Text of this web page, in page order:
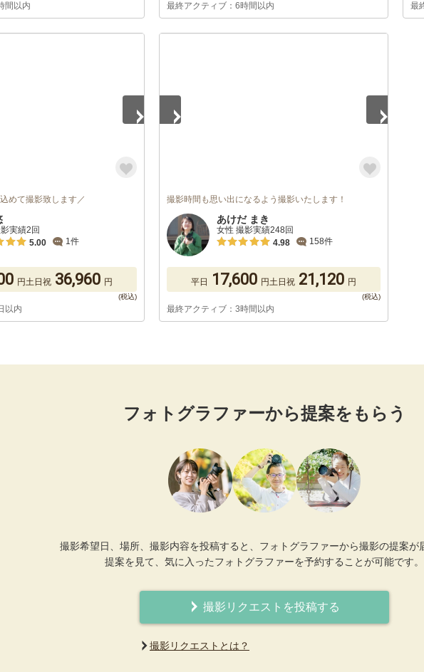
間以内 最終アクティブ：6時間以内 最
めて撮影致します／
実績2回
5.00
1件
円土日祝 36,960 円
以内
撮影時間も思い出になるよう撮影いたします！
あけだ まき
女性 撮影実績248回
4.98
158件
平日 17,600 円土日祝 21,120 円
最終アクティブ：3時間以内
フォトグラファーから提案をもらう
撮影希望日、場所、撮影内容を投稿すると、フォトグラファーから撮影の提案が
提案を見て、気に入ったフォトグラファーを予約することが可能です。
撮影リクエストを投稿する
撮影リクエストとは？